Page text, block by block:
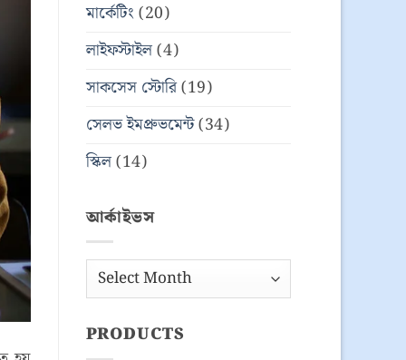
মার্কেটিং(20)
লাইফস্টাইল(4)
সাকসেস স্টোরি(19)
সেলভ ইমপ্রুভমেন্ট(34)
স্কিল(14)
আর্কাইভস
আর্কাইভস
PRODUCTS